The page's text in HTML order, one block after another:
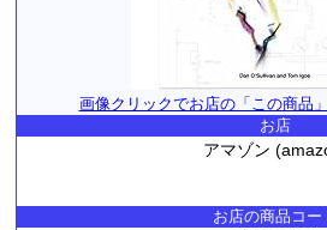
画像クリックでお店の「この商品
お店
アマゾン
お店の商品コー